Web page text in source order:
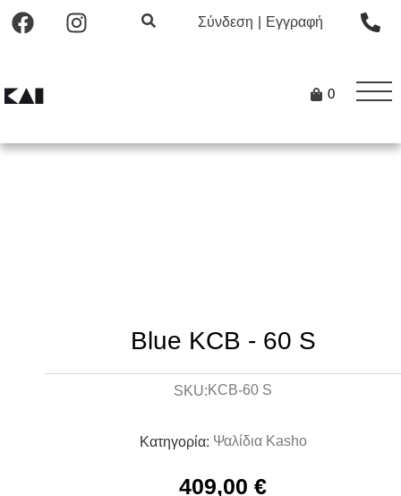
Σύνδεση Εγγραφή
0
Blue KCB - 60 S
SKU:KCB-60 S
Κατηγορία: Ψαλίδια Kasho
409,00 €